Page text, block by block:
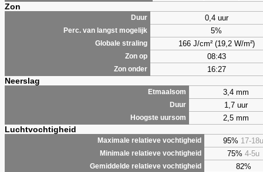
Zon
Duur 0,4 uur
Perc. van langst mogelijk 5%
Globale straling 166 J/cm² (19,2 W/m²)
Zon op 08:43
Zon onder 16:27
Neerslag
Etmaalsom 3,4 mm
Duur 1,7 uur
Hoogste uursom 2,5 mm
Luchtvochtigheid
Maximale relatieve vochtigheid 95% 17-18u
Minimale relatieve vochtigheid 75% 4-5u
Gemiddelde relatieve vochtigheid 82%